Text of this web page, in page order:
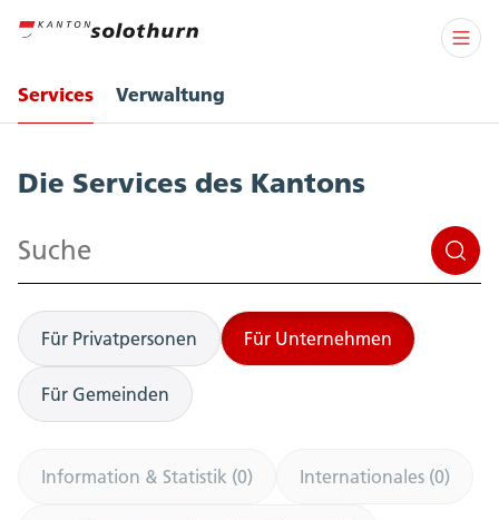
Services Verwaltung
Die Services des Kantons
Suchen
Für Privatpersonen Für Unternehmen
Für Gemeinden
Information & Statistik (0) Internationales (0)